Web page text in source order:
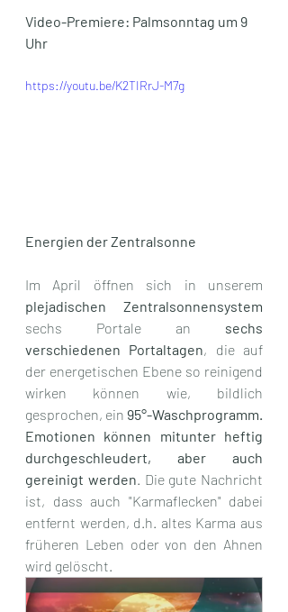
Video-Premiere: Palmsonntag um 9
Uhr
https://youtu.be/K2TIRrJ-M7g
Energien der Zentralsonne
plejadischen Zentralsonnensystem
sechs Portale an sechs
verschiedenen Portaltagen, die auf
der energetischen Ebene so reinigend
wirken können wie, bildlich
gesprochen, ein 95°-Waschprogramm.
Emotionen können mitunter heftig
durchgeschleudert, aber auch
gereinigt werden. Die gute Nachricht
ist, dass auch "Karmaflecken" dabei
entfernt werden, d.h. altes Karma aus
früheren Leben oder von den Ahnen
wird gelöscht.